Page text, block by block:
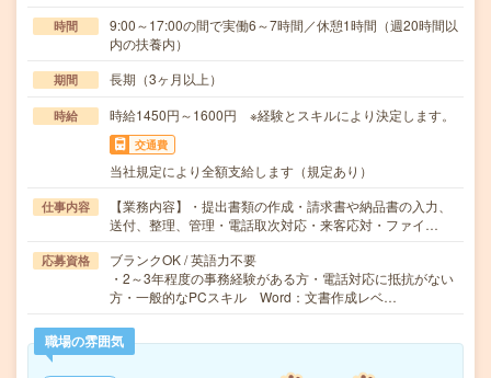
時間
9:00～17:00の間で実働6～7時間／休憩1時間（週20時間以
内の扶養内）
期間 長期（3ヶ月以上）
時給 時給1450円～1600円 ※経験とスキルにより決定します。
交通費
当社規定により全額支給します（規定あり）
仕事内容
【業務内容】・提出書類の作成・請求書や納品書の入力、
送付、整理、管理・電話取次対応・来客応対・ファイ…
応募資格
ブランクOK / 英語力不要
・2～3年程度の事務経験がある方・電話対応に抵抗がない
方・一般的なPCスキル Word：文書作成レベ…
職場の雰囲気